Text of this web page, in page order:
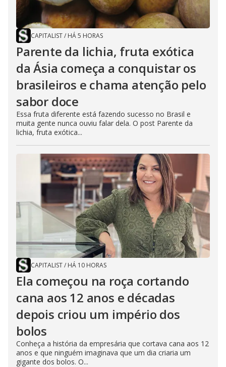
CAPITALIST/ HÁ 5 HORAS
Parente da lichia, fruta exótica
da Ásia começa a conquistar os
brasileiros e chama atenção pelo
sabor doce
Essa fruta diferente está fazendo sucesso no Brasil e
muita gente nunca ouviu falar dela. O post Parente da
lichia, fruta exótica...
CAPITALIST/ HÁ 10 HORAS
Ela começou na roça cortando
cana aos 12 anos e décadas
depois criou um império dos
bolos
Conheça a história da empresária que cortava cana aos 12
anos e que ninguém imaginava que um dia criaria um
gigante dos bolos. O...